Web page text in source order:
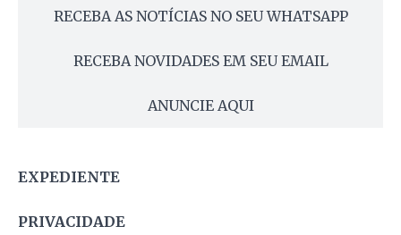
RECEBA AS NOTÍCIAS NO SEU WHATSAPP
RECEBA NOVIDADES EM SEU EMAIL
ANUNCIE AQUI
EXPEDIENTE
PRIVACIDADE